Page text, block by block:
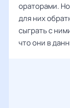
ораторами.
для них
сыграть с
что они в